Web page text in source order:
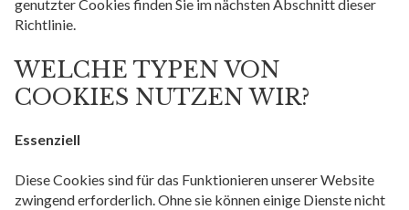
genutzter Cookies finden Sie im nächsten Abschnitt dieser
Richtlinie.
WELCHE TYPEN VON
COOKIES NUTZEN WIR?
Essenziell
Diese Cookies sind für das Funktionieren unserer Website
zwingend erforderlich. Ohne sie können einige Dienste nicht